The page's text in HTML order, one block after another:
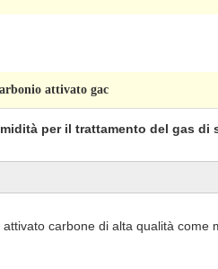
attivato gac
per il trattamento del gas di
carbone di alta qualità